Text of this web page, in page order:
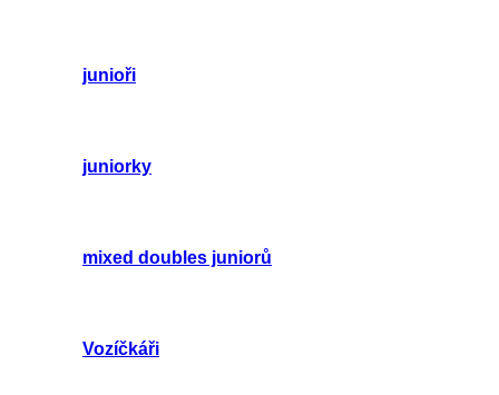
junioři
juniorky
mixed doubles juniorů
Vozíčkáři